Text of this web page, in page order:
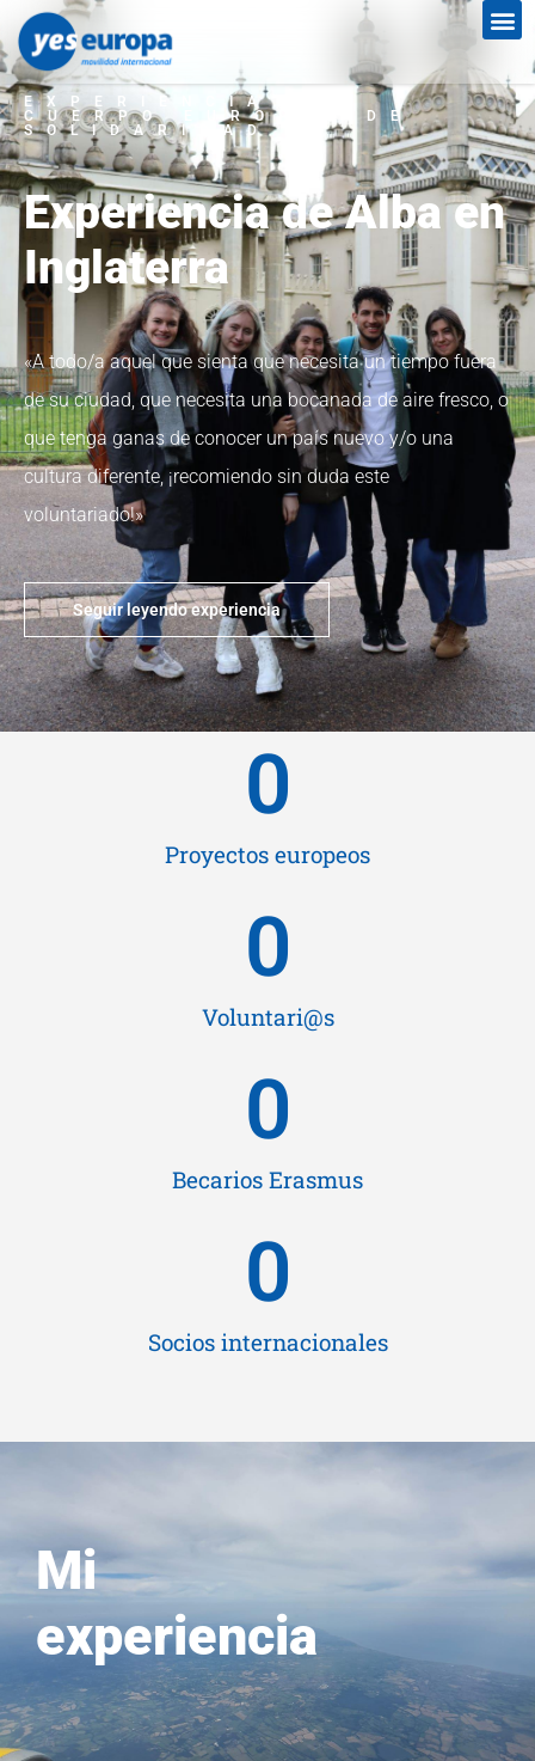
EXPERIENCIA DEL
CUERPO EUROPEO DE
SOLIDARIDAD
Experiencia de Alba en
Inglaterra
«A todo/a aquel que sienta que necesita un tiempo fuera
de su ciudad, que necesita una bocanada de aire fresco, o
que tenga ganas de conocer un país nuevo y/o una
cultura diferente, ¡recomiendo sin duda este
voluntariado!»
Seguir leyendo experiencia
Proyectos europeos
0
Voluntari@s
0
Becarios Erasmus
0
Socios internacionales
0
Mi
experiencia